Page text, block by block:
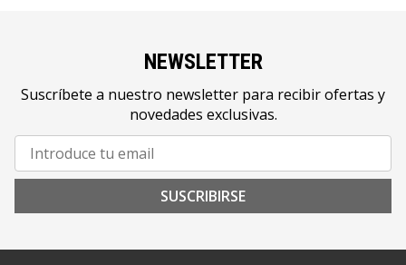
NEWSLETTER
Suscríbete a nuestro newsletter para recibir ofertas y
novedades exclusivas.
SUSCRIBIRSE